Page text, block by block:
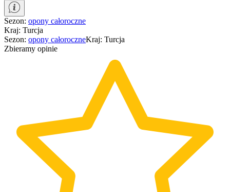
Sezon: opony całoroczne
Kraj: Turcja
Sezon: opony całoroczneKraj: Turcja
Zbieramy opinie